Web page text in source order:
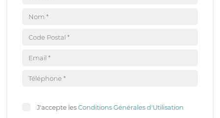
J'accepte lesConditions Générales d'Utilisation